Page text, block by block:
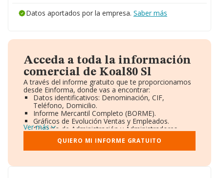
Datos aportados por la empresa. Saber más
Acceda a toda la información
comercial de Koal80 Sl
A través del informe gratuito que te proporcionamos
desde Einforma, donde vas a encontrar:
Datos identificativos: Denominación, CIF,
Teléfono, Domicilio.
Informe Mercantil Completo (BORME).
Gráficos de Evolución Ventas y Empleados.
Consejo de Administración y Administradores.
Directivos y Ejecutivos.
Accionistas.
Participaciones y Vinculaciones en otras empresas.
Información oficial y registral complementaria.
Ver más
QUIERO MI INFORME GRATUITO